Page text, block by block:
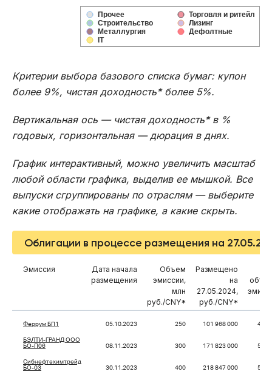
Прочее
Торговля и ритейл
Строительство
Лизинг
Металлургия
Дефолтные
IT
Критерии выбора базового списка бумаг: купон
более 9%, чистая доходность* более 5%.
Вертикальная ось — чистая доходность* в %
годовых, горизонтальная — дюрация в днях.
График интерактивный, можно увеличить масштаб
любой области графика, выделив ее мышкой. Все
выпуски сгруппированы по отраслям — выберите
какие отображать на графике, а какие скрыть.
Облигации в процессе размещения на
Эмиссия
Дата начала
размещения
Объем
эмиссии,
млн
руб./CNY*
Размещено
на
27.05.2024,
руб./CNY*
Феррум БП1 05.10.2023 250 101 968 000
БЭЛТИ-ГРАНД ООО
БО-П06
08.11.2023 300 171 823 000
Сибнефтехимтрейд
БО-03
30.11.2023 400 218 847 000